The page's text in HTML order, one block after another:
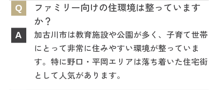
Q
ファミリー向けの住環境は整っています
か？
A
加古川市は教育施設や公園が多く、子育て世帯
にとって非常に住みやすい環境が整っていま
す。特に野口・平岡エリアは落ち着いた住宅街
として人気があります。